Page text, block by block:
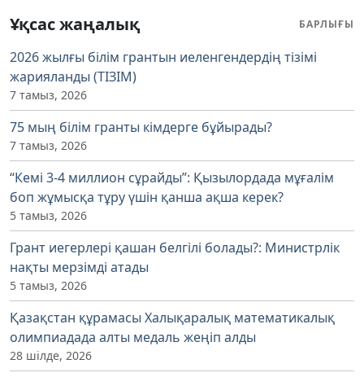
Ұқсас жаңалық БАРЛЫҒЫ
2026 жылғы білім грантын иеленгендердің тізімі
жарияланды (ТІЗІМ)
7 тамыз, 2026
75 мың білім гранты кімдерге бұйырады?
7 тамыз, 2026
“Кемі 3-4 миллион сұрайды”: Қызылордада мұғалім
боп жұмысқа тұру үшін қанша ақша керек?
5 тамыз, 2026
Грант иегерлері қашан белгілі болады?: Министрлік
нақты мерзімді атады
5 тамыз, 2026
Қазақстан құрамасы Халықаралық математикалық
олимпиадада алты медаль жеңіп алды
28 шілде, 2026